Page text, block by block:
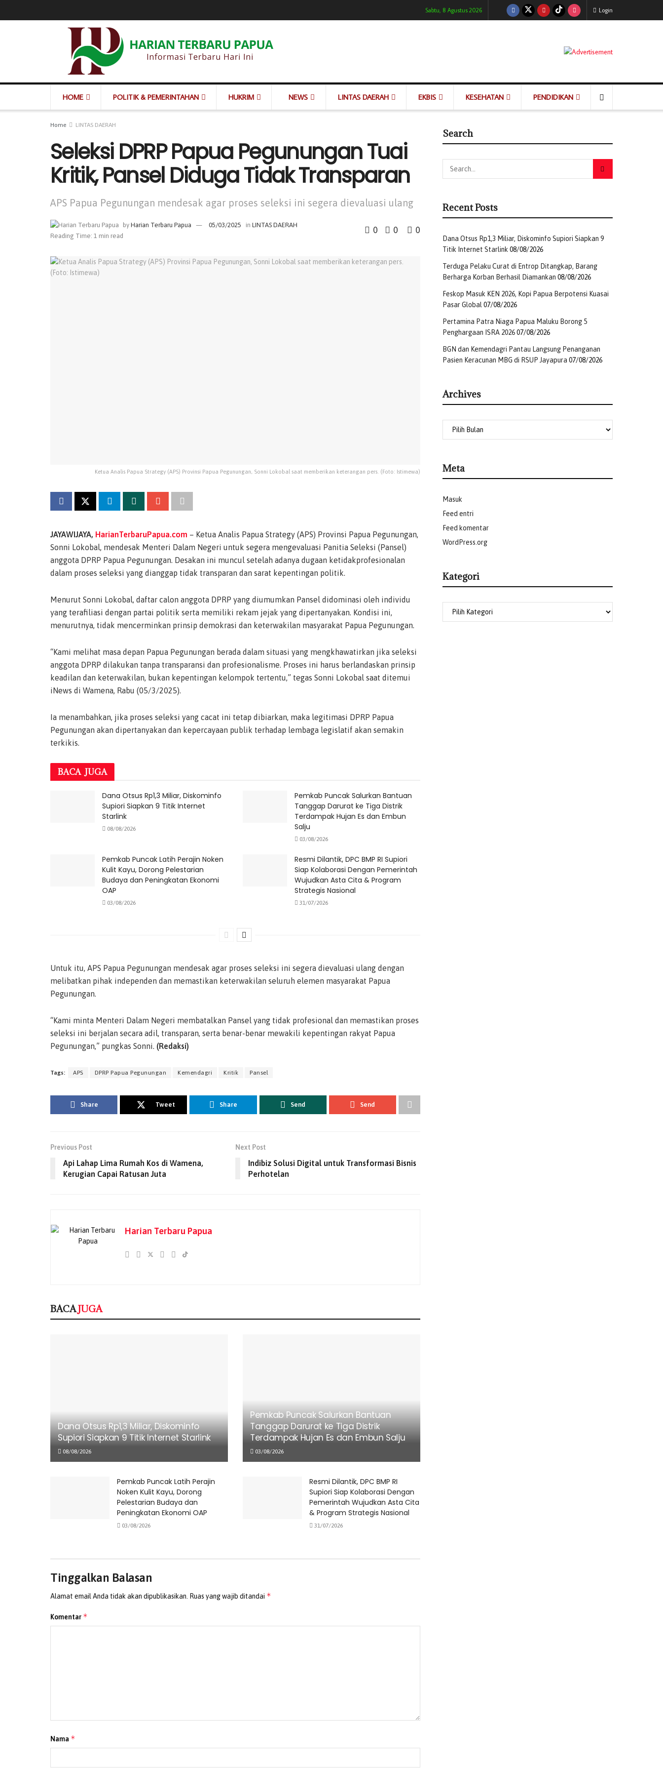
Sabtu, 8 Agustus 2026 Login
HOME POLITIK & PEMERINTAHAN HUKRIM NEWS LINTAS DAERAH EKBIS KESEHATAN PENDIDIKAN
Home LINTAS DAERAH
Seleksi DPRP Papua Pegunungan Tuai
Kritik, Pansel Diduga Tidak Transparan
APS Papua Pegunungan mendesak agar proses seleksi ini segera dievaluasi ulang
by Harian Terbaru Papua 05/03/2025 in LINTAS DAERAH
Reading Time: 1 min read
0 0 0
Ketua Analis Papua Strategy (APS) Provinsi Papua Pegunungan, Sonni Lokobal saat memberikan keterangan pers. (Foto: Istimewa)
JAYAWIJAYA, HarianTerbaruPapua.com – Ketua Analis Papua Strategy (APS) Provinsi Papua Pegunungan,
Sonni Lokobal, mendesak Menteri Dalam Negeri untuk segera mengevaluasi Panitia Seleksi (Pansel)
anggota DPRP Papua Pegunungan. Desakan ini muncul setelah adanya dugaan ketidakprofesionalan
dalam proses seleksi yang dianggap tidak transparan dan sarat kepentingan politik.
Menurut Sonni Lokobal, daftar calon anggota DPRP yang diumumkan Pansel didominasi oleh individu
yang terafiliasi dengan partai politik serta memiliki rekam jejak yang dipertanyakan. Kondisi ini,
menurutnya, tidak mencerminkan prinsip demokrasi dan keterwakilan masyarakat Papua Pegunungan.
“Kami melihat masa depan Papua Pegunungan berada dalam situasi yang mengkhawatirkan jika seleksi
anggota DPRP dilakukan tanpa transparansi dan profesionalisme. Proses ini harus berlandaskan prinsip
keadilan dan keterwakilan, bukan kepentingan kelompok tertentu,” tegas Sonni Lokobal saat ditemui
iNews di Wamena, Rabu (05/3/2025).
Ia menambahkan, jika proses seleksi yang cacat ini tetap dibiarkan, maka legitimasi DPRP Papua
Pegunungan akan dipertanyakan dan kepercayaan publik terhadap lembaga legislatif akan semakin
terkikis.
BACA JUGA
Dana Otsus Rp1,3 Miliar, Diskominfo
Supiori Siapkan 9 Titik Internet
Starlink
08/08/2026
Pemkab Puncak Salurkan Bantuan
Tanggap Darurat ke Tiga Distrik
Terdampak Hujan Es dan Embun
Salju
03/08/2026
Pemkab Puncak Latih Perajin Noken
Kulit Kayu, Dorong Pelestarian
Budaya dan Peningkatan Ekonomi
OAP
03/08/2026
Resmi Dilantik, DPC BMP RI Supiori
Siap Kolaborasi Dengan Pemerintah
Wujudkan Asta Cita & Program
Strategis Nasional
31/07/2026
Untuk itu, APS Papua Pegunungan mendesak agar proses seleksi ini segera dievaluasi ulang dengan
melibatkan pihak independen dan memastikan keterwakilan seluruh elemen masyarakat Papua
Pegunungan.
“Kami minta Menteri Dalam Negeri membatalkan Pansel yang tidak profesional dan memastikan proses
seleksi ini berjalan secara adil, transparan, serta benar-benar mewakili kepentingan rakyat Papua
Pegunungan,” pungkas Sonni. (Redaksi)
Tags: APS DPRP Papua Pegunungan Kemendagri Kritik Pansel
Share Tweet Share Send Send
Previous Post
Api Lahap Lima Rumah Kos di Wamena,
Kerugian Capai Ratusan Juta
Next Post
Indibiz Solusi Digital untuk Transformasi Bisnis
Perhotelan
Harian Terbaru Papua
BACAJUGA
Dana Otsus Rp1,3 Miliar, Diskominfo
Supiori Siapkan 9 Titik Internet Starlink
08/08/2026
Pemkab Puncak Salurkan Bantuan
Tanggap Darurat ke Tiga Distrik
Terdampak Hujan Es dan Embun Salju
03/08/2026
Pemkab Puncak Latih Perajin
Noken Kulit Kayu, Dorong
Pelestarian Budaya dan
Peningkatan Ekonomi OAP
03/08/2026
Resmi Dilantik, DPC BMP RI
Supiori Siap Kolaborasi Dengan
Pemerintah Wujudkan Asta Cita
& Program Strategis Nasional
31/07/2026
Tinggalkan Balasan
Alamat email Anda tidak akan dipublikasikan. Ruas yang wajib ditandai *
Komentar *
Nama *
Search
Recent Posts
Dana Otsus Rp1,3 Miliar, Diskominfo Supiori Siapkan 9
Titik Internet Starlink 08/08/2026
Terduga Pelaku Curat di Entrop Ditangkap, Barang
Berharga Korban Berhasil Diamankan 08/08/2026
Feskop Masuk KEN 2026, Kopi Papua Berpotensi Kuasai
Pasar Global 07/08/2026
Pertamina Patra Niaga Papua Maluku Borong 5
Penghargaan ISRA 202607/08/2026
BGN dan Kemendagri Pantau Langsung Penanganan
Pasien Keracunan MBG di RSUP Jayapura 07/08/2026
Archives
Meta
Masuk
Feed entri
Feed komentar
WordPress.org
Kategori